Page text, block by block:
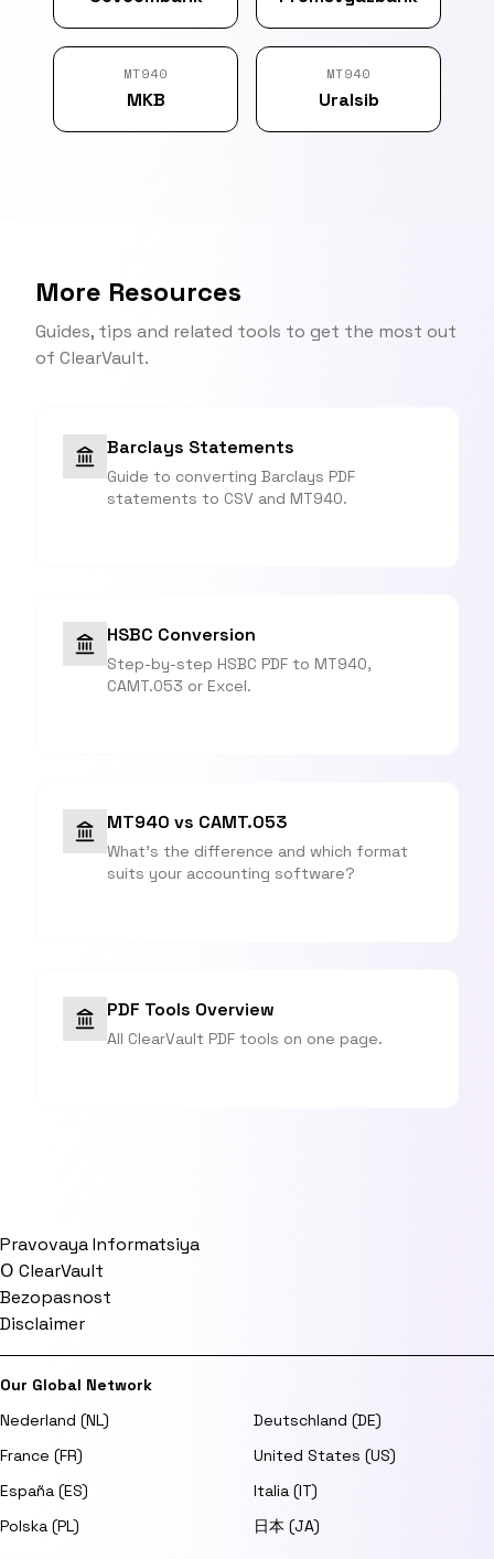
MT940
MKB
MT940
Uralsib
More Resources
Guides, tips and related tools to get the most out
of ClearVault.
Barclays Statements
Guide to converting Barclays PDF
statements to CSV and MT940.
HSBC Conversion
Step-by-step HSBC PDF to MT940,
CAMT.053 or Excel.
MT940 vs CAMT.053
What's the difference and which format
suits your accounting software?
PDF Tools Overview
All ClearVault PDF tools on one page.
Pravovaya Informatsiya
О ClearVault
Bezopasnost
Disclaimer
Our Global Network
Nederland (NL)
Deutschland (DE)
France (FR)
United States (US)
España (ES)
Italia (IT)
Polska (PL)
日本 (JA)